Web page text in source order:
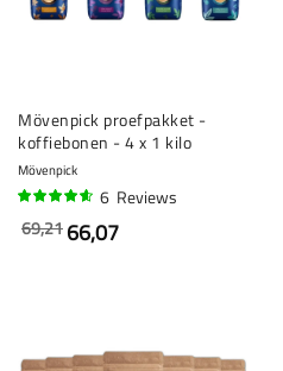
Mövenpick proefpakket -
koffiebonen - 4 x 1 kilo
Mövenpick
6 Reviews
66,07
69,21